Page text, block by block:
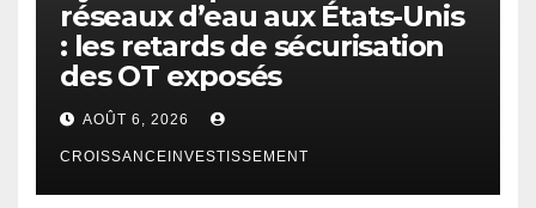
réseaux d’eau aux États-Unis
: les retards de sécurisation
des OT exposés
AOÛT 6, 2026
CROISSANCEINVESTISSEMENT